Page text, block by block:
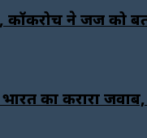
कॉकरोच ने जज को
का करारा